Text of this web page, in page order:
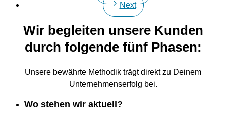
Next
Wir begleiten unsere Kunden
durch folgende fünf Phasen:
Unsere bewährte Methodik trägt direkt zu Deinem
Unternehmenserfolg bei.
Wo stehen wir aktuell?